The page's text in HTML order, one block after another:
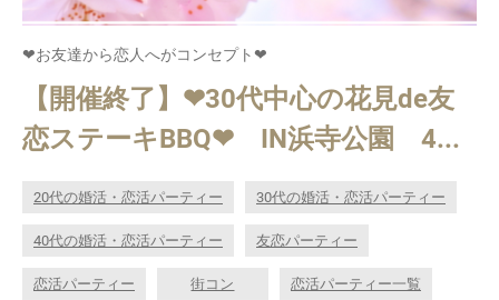
❤お友達から恋人へがコンセプト❤
【開催終了】❤30代中心の花見de友
恋ステーキBBQ❤ IN浜寺公園 4...
20代の婚活・恋活パーティー 30代の婚活・恋活パーティー
40代の婚活・恋活パーティー 友恋パーティー
恋活パーティー 街コン 恋活パーティー一覧